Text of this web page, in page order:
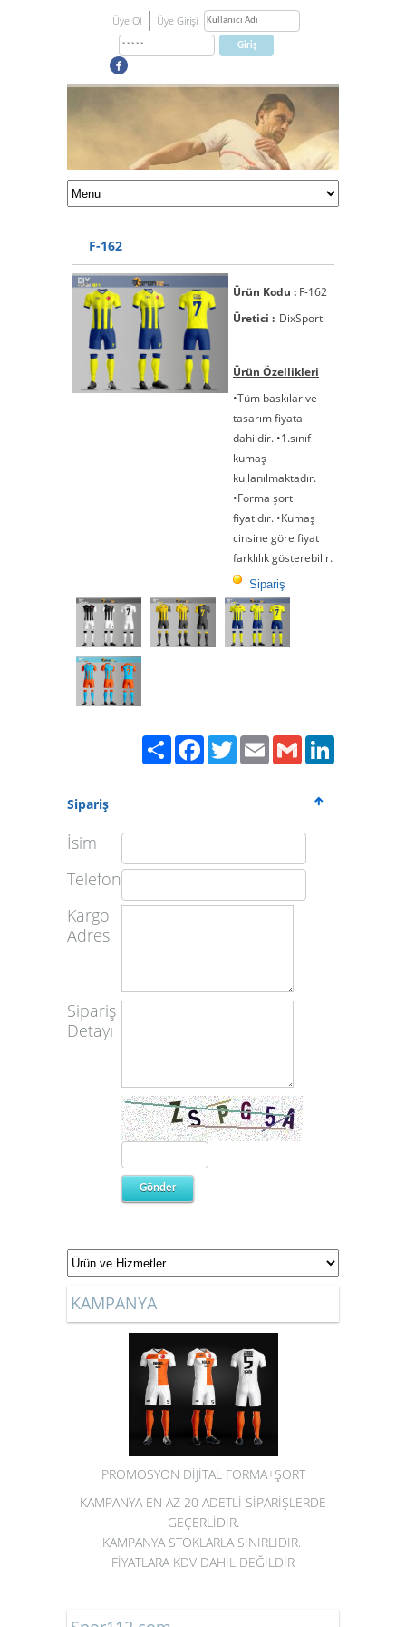
Üye Ol Üye Girişi
F-162
Ürün Kodu : F-162
Üretici : DixSport
Ürün Özellikleri
•Tüm baskılar ve
tasarım fiyata
dahildir. •1.sınıf
kumaş
kullanılmaktadır.
•Forma şort
fiyatıdır. •Kumaş
cinsine göre fiyat
farklılık gösterebilir.
Sipariş
PaylaşFacebook
TwitterEmailGmail
Sipariş
İsim
Telefon
Kargo
Adres
Sipariş
Detayı
KAMPANYA
PROMOSYON DİJİTAL FORMA+ŞORT
KAMPANYA EN AZ 20 ADETLİ SİPARİŞLERDE
GEÇERLİDİR.
KAMPANYA STOKLARLA SINIRLIDIR.
FİYATLARA KDV DAHİL DEĞİLDİR